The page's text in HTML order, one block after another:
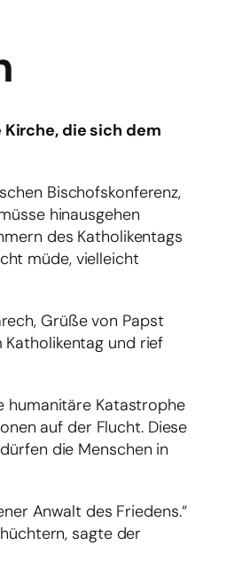
die sich dem
Bischofskonferenz,
hinausgehen
des Katholikentags
müde, vielleicht
Grüße von Papst
Katholikentag und rief
humanitäre Katastrophe
auf der Flucht. Diese
die Menschen in
Anwalt des Friedens.“
sagte der